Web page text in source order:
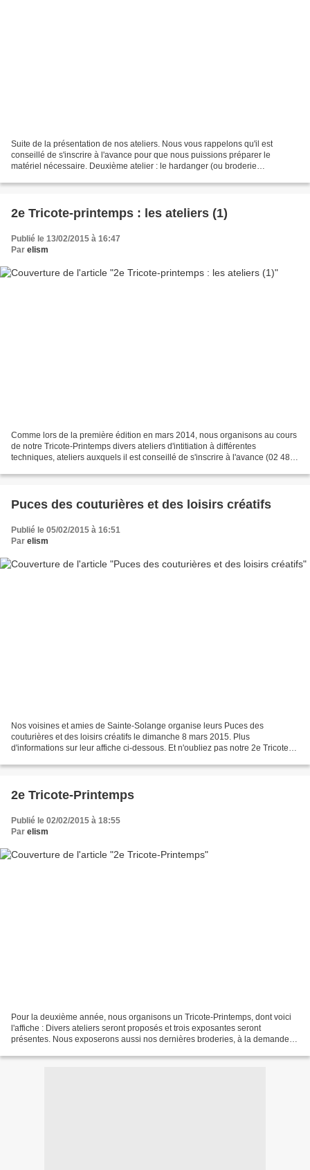
Suite de la présentation de nos ateliers. Nous vous rappelons qu'il est
conseillé de s'inscrire à l'avance pour que nous puissions préparer le
matériel nécessaire. Deuxième atelier : le hardanger (ou broderie
2e Tricote-printemps : les ateliers (1)
Publié le 13/02/2015 à 16:47
Par elism
Comme lors de la première édition en mars 2014, nous organisons au cours
de notre Tricote-Printemps divers ateliers d'intitiation à différentes
techniques, ateliers auxquels il est conseillé de s'inscrire à l'avance (02 48
Puces des couturières et des loisirs créatifs
Publié le 05/02/2015 à 16:51
Par elism
Nos voisines et amies de Sainte-Solange organise leurs Puces des
couturières et des loisirs créatifs le dimanche 8 mars 2015. Plus
d'informations sur leur affiche ci-dessous. Et n'oubliez pas notre 2e Tricote-
2e Tricote-Printemps
Publié le 02/02/2015 à 18:55
Par elism
Pour la deuxième année, nous organisons un Tricote-Printemps, dont voici
l'affiche : Divers ateliers seront proposés et trois exposantes seront
présentes. Nous exposerons aussi nos dernières broderies, à la demande